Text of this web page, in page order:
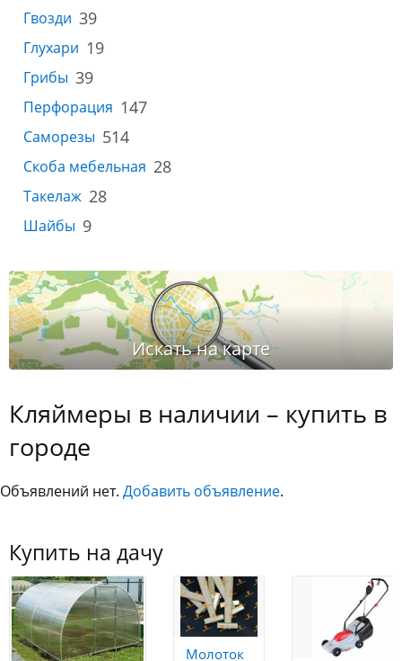
Гвозди 39
Глухари 19
Грибы 39
Перфорация 147
Саморезы 514
Скоба мебельная 28
Такелаж 28
Шайбы 9
Кляймеры в наличии – купить в
городе
Объявлений нет. Добавить объявление.
Купить на дачу
Молоток